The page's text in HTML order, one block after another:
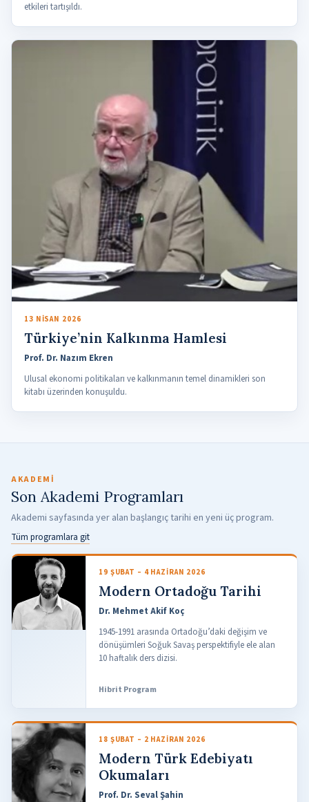
etkileri tartışıldı.
13 NISAN 2026
Türkiye’nin Kalkınma Hamlesi
Prof. Dr. Nazım Ekren
Ulusal ekonomi politikaları ve kalkınmanın temel dinamikleri son
kitabı üzerinden konuşuldu.
AKADEMI
Son Akademi Programları
Akademi sayfasında yer alan başlangıç tarihi en yeni üç program.
Tüm programlara git
19 ŞUBAT – 4 HAZIRAN 2026
Modern Ortadoğu Tarihi
Dr. Mehmet Akif Koç
1945-1991 arasında Ortadoğu’daki değişim ve
dönüşümleri Soğuk Savaş perspektifiyle ele alan
10 haftalık ders dizisi.
Hibrit Program
18 ŞUBAT – 2 HAZIRAN 2026
Modern Türk Edebiyatı
Okumaları
Prof. Dr. Seval Şahin